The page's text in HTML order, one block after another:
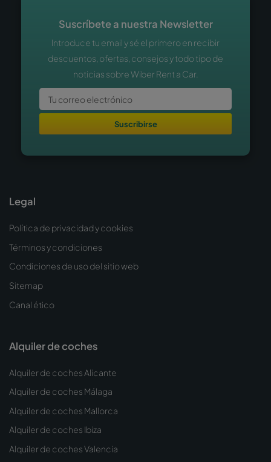
Suscríbete a nuestra Newsletter
Introduce tu email y sé el primero en recibir
descuentos, ofertas, consejos y todo tipo de
noticias sobre Wiber Rent a Car.
Suscribirse
Legal
Política de privacidad y cookies
Términos y condiciones
Condiciones de uso del sitio web
Sitemap
Canal ético
Alquiler de coches
Alquiler de coches Alicante
Alquiler de coches Málaga
Alquiler de coches Mallorca
Alquiler de coches Ibiza
Alquiler de coches Valencia